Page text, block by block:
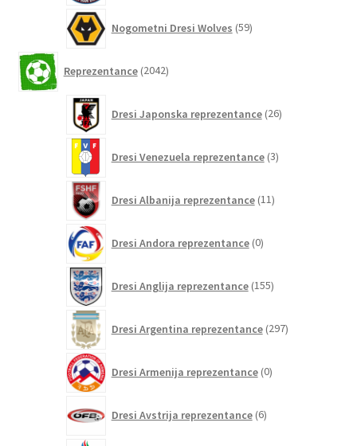
Nogometni Dresi Wolves 59izdelkov
Reprezentance 2042izdelkov
Dresi Japonska reprezentance 26izdelkov
Dresi Venezuela reprezentance 3izdelki
Dresi Albanija reprezentance 11izdelkov
Dresi Andora reprezentance 0izdelkov
Dresi Anglija reprezentance 155izdelkov
Dresi Argentina reprezentance 297izdelkov
Dresi Armenija reprezentance 0izdelkov
Dresi Avstrija reprezentance 6izdelkov